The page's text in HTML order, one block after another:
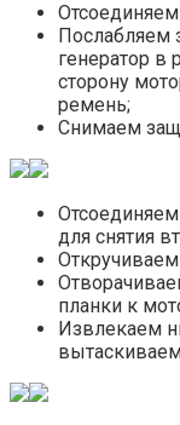
Послабляем
генератор в
сторону
ремень;
Снимаем
для снятия
планки к
Извлекаем